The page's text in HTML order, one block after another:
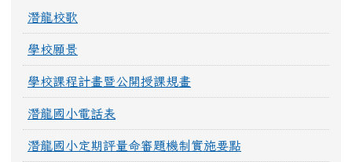
潛龍校歌
學校願景
學校課程計畫暨公開授課規畫
潛龍國小電話表
潛龍國小定期評量命審題機制實施要點